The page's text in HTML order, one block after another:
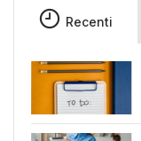
Recenti